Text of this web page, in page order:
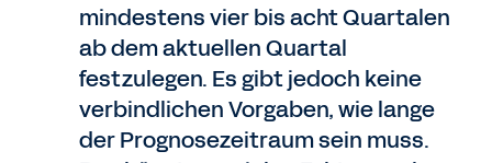
mindestens vier bis acht Quartalen
ab dem aktuellen Quartal
festzulegen. Es gibt jedoch keine
verbindlichen Vorgaben, wie lange
der Prognosezeitraum sein muss.